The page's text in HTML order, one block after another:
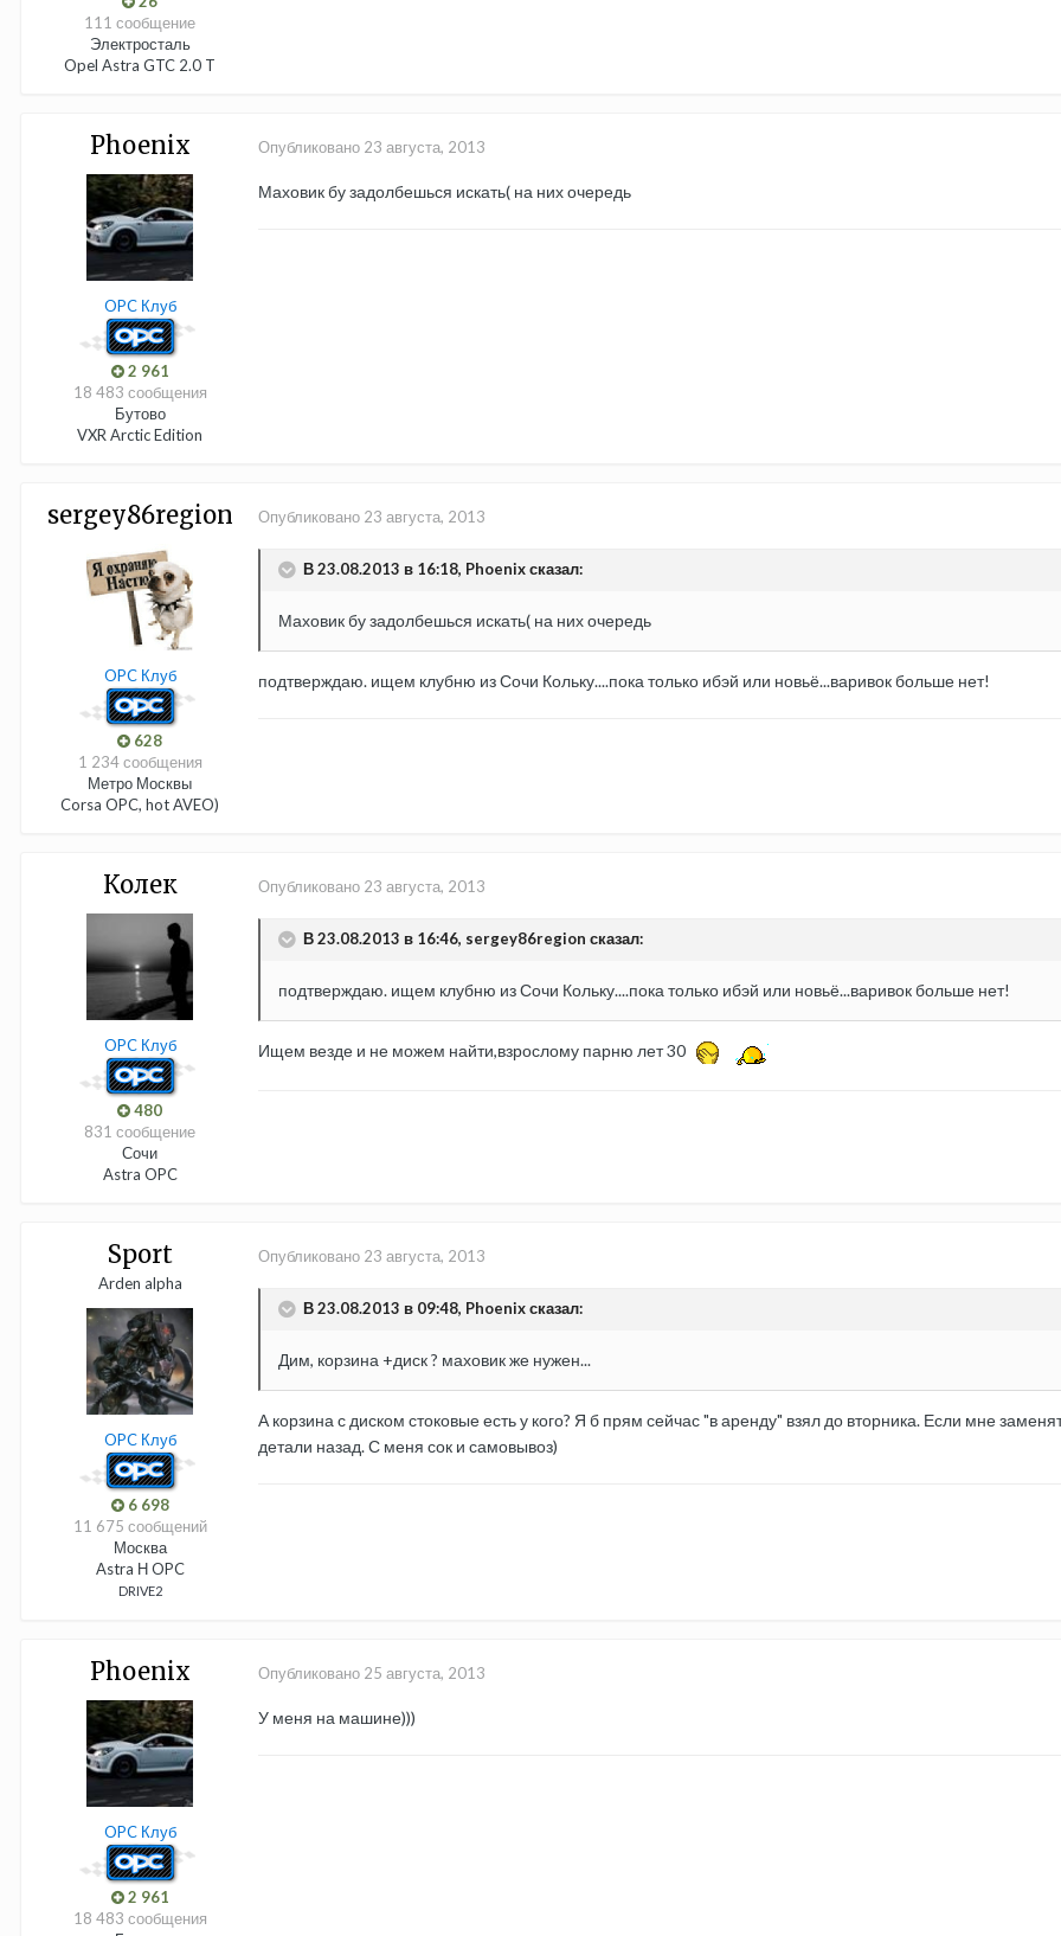
111 сообщение
Электросталь
Opel Astra GTC 2.0 T
Phoenix
OPC Клуб
2 961
18 483 сообщения
Бутово
VXR Arctic Edition
Опубликовано 23 августа, 2013
Маховик бу задолбешься искать( на них очередь
sergey86region
OPC Клуб
628
1 234 сообщения
Метро Москвы
Corsa OPC, hot AVEO)
Опубликовано 23 августа, 2013
В 23.08.2013 в 16:18, Phoenix сказал:
Маховик бу задолбешься искать( на них очередь
подтверждаю. ищем клубню из Сочи Кольку....пока только ибэй или новьё...варивок больше нет!
Колек
OPC Клуб
480
831 сообщение
Сочи
Astra OPC
Опубликовано 23 августа, 2013
В 23.08.2013 в 16:46, sergey86region сказал:
подтверждаю. ищем клубню из Сочи Кольку....пока только ибэй или новьё...варивок больше нет!
Ищем везде и не можем найти,взрослому парню лет 30
Sport
Arden alpha
OPC Клуб
6 698
11 675 сообщений
Москва
Astra Н OPC
DRIVE2
Опубликовано 23 августа, 2013
В 23.08.2013 в 09:48, Phoenix сказал:
Дим, корзина +диск ? маховик же нужен...
А корзина с диском стоковые есть у кого? Я б прям сейчас "в аренду" взял до вторника. Если мне
детали назад. С меня сок и самовывоз)
Phoenix
OPC Клуб
2 961
18 483 сообщения
Опубликовано 25 августа, 2013
У меня на машине)))